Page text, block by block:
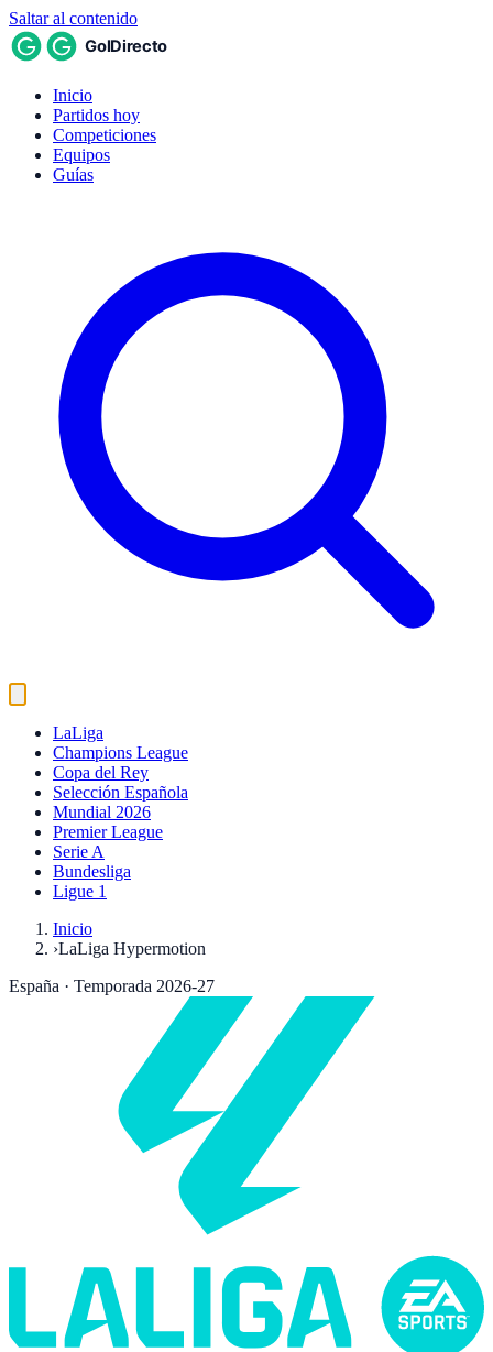
Saltar al contenido
Inicio
Partidos hoy
Competiciones
Equipos
Guías
LaLiga
Champions League
Copa del Rey
Selección Española
Mundial 2026
Premier League
Serie A
Bundesliga
Ligue 1
Inicio
›LaLiga Hypermotion
España · Temporada 2026-27